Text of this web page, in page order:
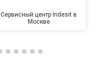
Сервисный центр Indesit в
Москве